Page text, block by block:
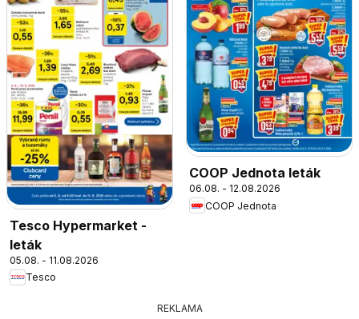
Tesco Hypermarket -
leták
05.08. - 11.08.2026
Tesco
COOP Jednota leták
06.08. - 12.08.2026
COOP Jednota
REKLAMA